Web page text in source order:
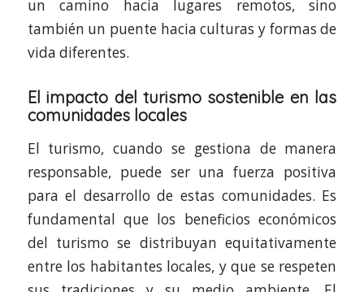
un camino hacia lugares remotos, sino
también un puente hacia culturas y formas de
vida diferentes.
El impacto del turismo sostenible en las
comunidades locales
El turismo, cuando se gestiona de manera
responsable, puede ser una fuerza positiva
para el desarrollo de estas comunidades. Es
fundamental que los beneficios económicos
del turismo se distribuyan equitativamente
entre los habitantes locales, y que se respeten